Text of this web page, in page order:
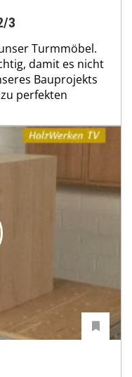
3
Turmmöbel.
damit es nicht
Bauprojekts
perfekten